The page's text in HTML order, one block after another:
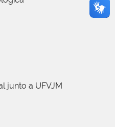
junto a UFVJM